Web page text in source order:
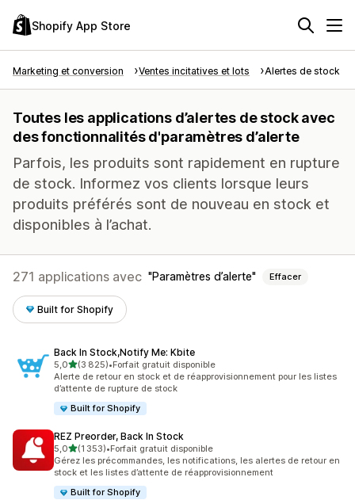
Shopify App Store
Marketing et conversion Ventes incitatives et lots Alertes de stock
Toutes les applications d’alertes de stock avec
des fonctionnalités d'paramètres d’alerte
Parfois, les produits sont rapidement en rupture
de stock. Informez vos clients lorsque leurs
produits préférés sont de nouveau en stock et
disponibles à l’achat.
271 applications avec Paramètres d’alerte Effacer
Built for Shopify
Back In Stock,Notify Me: Kbite
5,0étoile(s) sur 5
(3 825)
3825 avis au total
•Forfait gratuit disponible
Alerte de retour en stock et de réapprovisionnement pour les listes
d’attente de rupture de stock
Built for Shopify
REZ Preorder, Back In Stock
5,0étoile(s) sur 5
(1 353)
1353 avis au total
•Forfait gratuit disponible
Gérez les précommandes, les notifications, les alertes de retour en
stock et les listes d’attente de réapprovisionnement
Built for Shopify